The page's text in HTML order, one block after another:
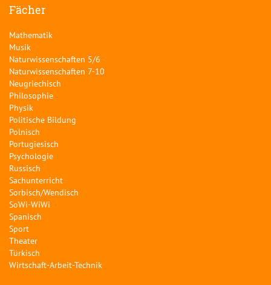
Fächer
Mathematik
Musik
Naturwissenschaften 5/6
Naturwissenschaften 7-10
Neugriechisch
Philosophie
Physik
Politische Bildung
Polnisch
Portugiesisch
Psychologie
Russisch
Sachunterricht
Sorbisch/Wendisch
SoWi-WiWi
Spanisch
Sport
Theater
Türkisch
Wirtschaft-Arbeit-Technik